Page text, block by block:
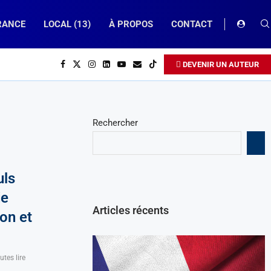
LOCAL (13) À PROPOS CONTACT
DEVENIR UN AUTEUR
et
lire
Rechercher
Articles récents